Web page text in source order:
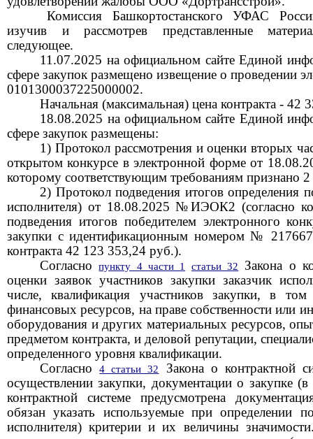
Комиссия Башкортостанского УФАС
изучив и рассмотрев представленные
следующее.
11.07.2025 на официальном сайте Единой
сфере закупок размещено извещение о проведении
0101300037225000002.
Начальная (максимальная) цена контракта - 42
18.08.2025 на официальном сайте Единой
сфере закупок размещены:
1) Протокол рассмотрения и оценки вторых
открытом конкурсе в электронной форме от
которому соответствующим требованиям признано 2
2) Протокол подведения итогов определения
исполнителя) от 18.08.2025 №ИЭОК2 (согласно
подведения итогов победителем электронного
закупки с идентификационным номером №
контракта 42 123 353,24 руб.).
Согласнопункту 4 части 1 статьи 32
Закона о
оценки заявок участников закупки заказчик
числе, квалификация участников закупки, в
финансовых ресурсов, на праве собственности или
оборудования и других материальных ресурсов,
предметом контракта, и деловой репутации,
определенного уровня квалификации.
Согласно4 статьи 32
Закона о контрактной
осуществлении закупки, документации о закупке
контрактной системе предусмотрена
обязан указать используемые при определении
исполнителя) критерии и их величины